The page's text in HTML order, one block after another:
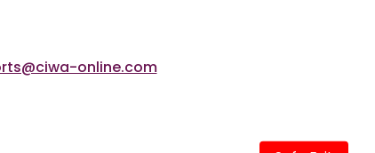
online.com